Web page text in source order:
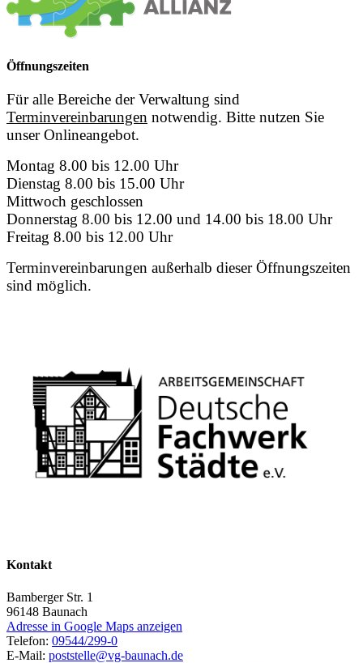
Öffnungszeiten
Für alle Bereiche der Verwaltung sind
Terminvereinbarungen notwendig. Bitte nutzen Sie
unser Onlineangebot.
Montag 8.00 bis 12.00 Uhr
Dienstag 8.00 bis 15.00 Uhr
Mittwoch geschlossen
Donnerstag 8.00 bis 12.00 und 14.00 bis 18.00 Uhr
Freitag 8.00 bis 12.00 Uhr
Terminvereinbarungen außerhalb dieser Öffnungszeiten
sind möglich.
Kontakt
Bamberger Str. 1
96148 Baunach
Adresse in Google Maps anzeigen
Telefon: 09544/299-0
E-Mail: poststelle@vg-baunach.de